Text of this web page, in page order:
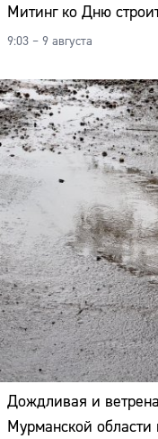
Митинг ко Дню
9:03 – 9 августа
Дождливая и
Мурманской области